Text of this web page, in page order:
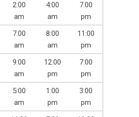
2:00
am
4:00
am
7:00
pm
7:00
am
8:00
am
11:00
pm
9:00
am
12:00
pm
7:00
pm
5:00
am
1:00
pm
3:00
pm